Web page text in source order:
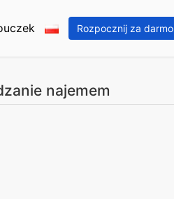
Rozpocznij za darmo
najemem